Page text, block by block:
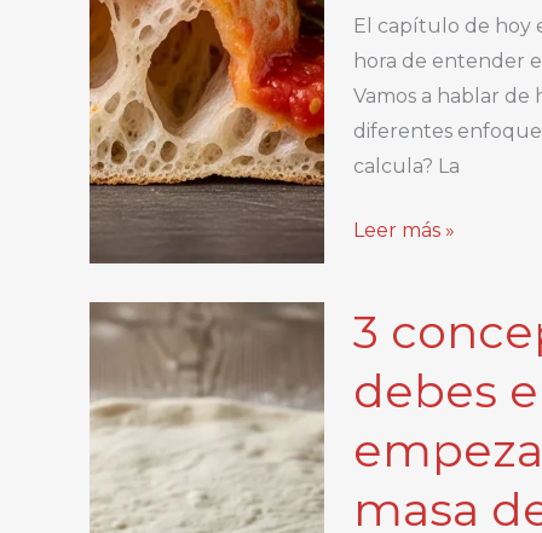
que
estás
en
Italia
desde
primer
El capítulo de hoy
hora de entender
Vamos a hablar de
diferentes
calcula? La
Hidratación
masa
de
pizza:
qué
es
y
Leer más »
3
debes
masa